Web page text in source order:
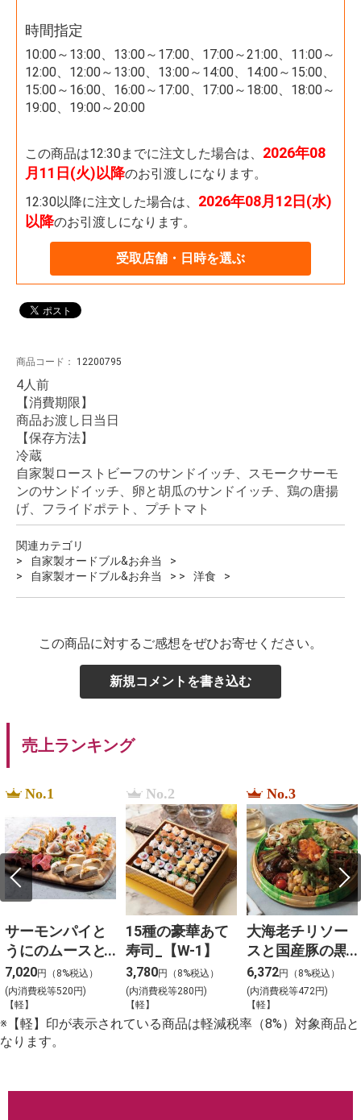
受取店舗・日時を選ぶ
時間指定
10:00～13:00、13:00～17:00、17:00～21:00、11:00～
12:00、12:00～13:00、13:00～14:00、14:00～15:00、
15:00～16:00、16:00～17:00、17:00～18:00、18:00～
19:00、19:00～20:00
この商品は12:30までに注文した場合は、 2026年08
月11日(火)以降のお引渡しになります。
12:30以降に注文した場合は、 2026年08月12日(水)
以降のお引渡しになります。
商品コード： 12200795
4人前
【消費期限】
商品お渡し日当日
【保存方法】
冷蔵
自家製ローストビーフのサンドイッチ、スモークサーモ
ンのサンドイッチ、卵と胡瓜のサンドイッチ、鶏の唐揚
げ、フライドポテト、プチトマト
関連カテゴリ
自家製オードブル&お弁当
自家製オードブル&お弁当
洋食
この商品に対するご感想をぜひお寄せください。
新規コメントを書き込む
売上ランキング
No.1
サーモンパイと
うにのムースと3
種冷菜のアソー
ト_【Y-4】
7,020円（8%税込）
(内消費税等520円)
【軽】
No.2
15種の豪華あて
寿司_【W-1】
3,780円（8%税込）
(内消費税等280円)
【軽】
No.3
大海老チリソー
スと国産豚の黒
酢団子と４種料
理の盛合わせ
（大）_【C-2】
6,372円（8%税込）
(内消費税等472円)
【軽】
※【軽】印が表示されている商品は軽減税率（8%）対象商品と
なります。